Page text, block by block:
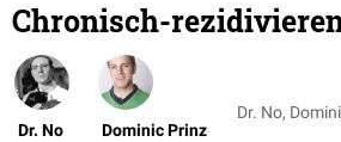
Chronisch-
Dr. No Dominic Prinz
Dr. No,